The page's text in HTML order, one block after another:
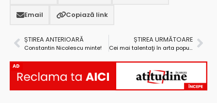
Email Copiază link
ȘTIREA ANTERIOARĂ
Constantin Nicolescu minte!
ȘTIREA URMĂTOARE
Cei mai talentaţi în arta populară au fost premiaţi în încheierea Sărbătorilor Argeşului şi Muscelului – ediţia a V-a
AD